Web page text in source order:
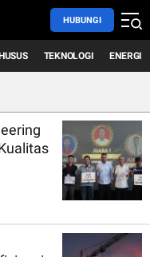
HUBUNGI
TEKNOLOGI ENERGI